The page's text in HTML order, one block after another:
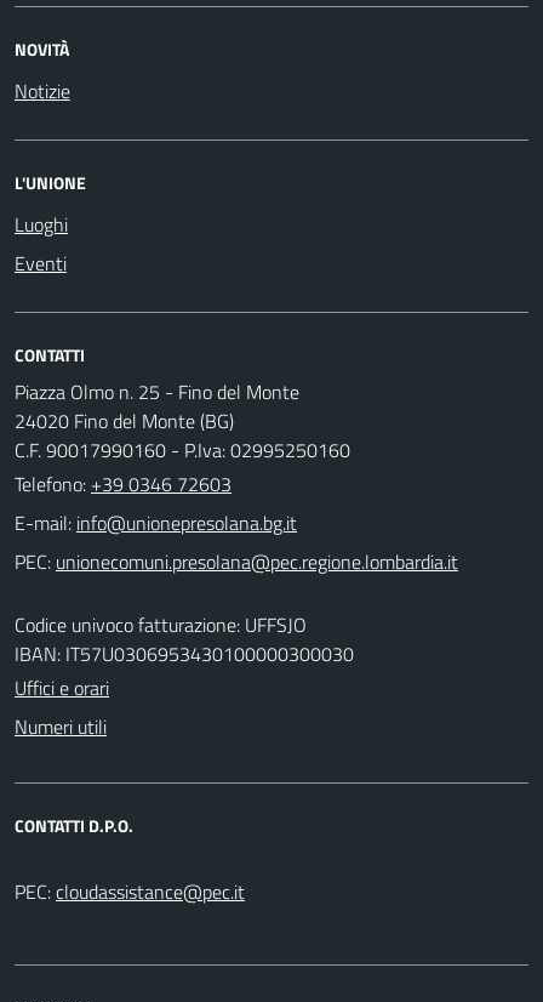
NOVITÀ
Notizie
L'UNIONE
Luoghi
Eventi
CONTATTI
Piazza Olmo n. 25 - Fino del Monte
24020 Fino del Monte (BG)
C.F. 90017990160 - P.Iva: 02995250160
Telefono: +39 0346 72603
E-mail:
PEC:
Codice univoco fatturazione: UFFSJO
IBAN: IT57U0306953430100000300030
Uffici e orari
Numeri utili
CONTATTI D.P.O.
PEC: